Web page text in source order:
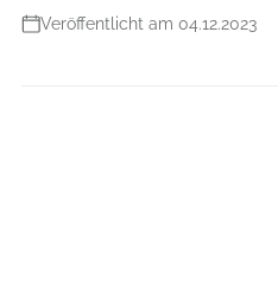
Veröffentlicht am 04.12.2023